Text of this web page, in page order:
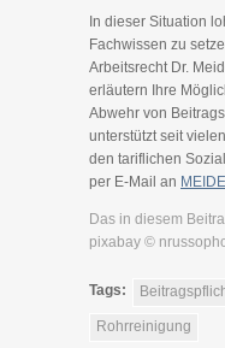
In dieser Situation
Fachwissen zu
Arbeitsrecht Dr.
erläutern Ihre
Abwehr von
unterstützt seit
den tariflichen
per E-Mail an
Das in diesem
pixabay ©
Tags:
Rohrreinigung